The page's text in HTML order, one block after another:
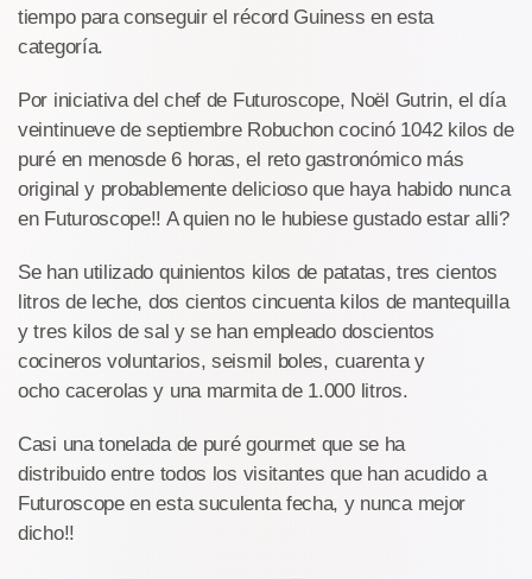
tiempo para conseguir el récord Guiness en esta
categoría.
Por iniciativa del chef de Futuroscope, Noël Gutrin, el día
veintinueve de septiembre Robuchon cocinó 1042 kilos de
puré en menosde 6 horas, el reto gastronómico más
original y probablemente delicioso que haya habido nunca
en Futuroscope!! A quien no le hubiese gustado estar alli?
Se han utilizado quinientos kilos de patatas, tres cientos
litros de leche, dos cientos cincuenta kilos de mantequilla
y tres kilos de sal y se han empleado doscientos
cocineros voluntarios, seismil boles, cuarenta y
ocho cacerolas y una marmita de 1.000 litros.
Casi una tonelada de puré gourmet que se ha
distribuido entre todos los visitantes que han acudido a
Futuroscope en esta suculenta fecha, y nunca mejor
dicho!!